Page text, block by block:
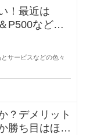
！最近は
P500などが
サービスなどの色々
？デメリット
勝ち目はほと